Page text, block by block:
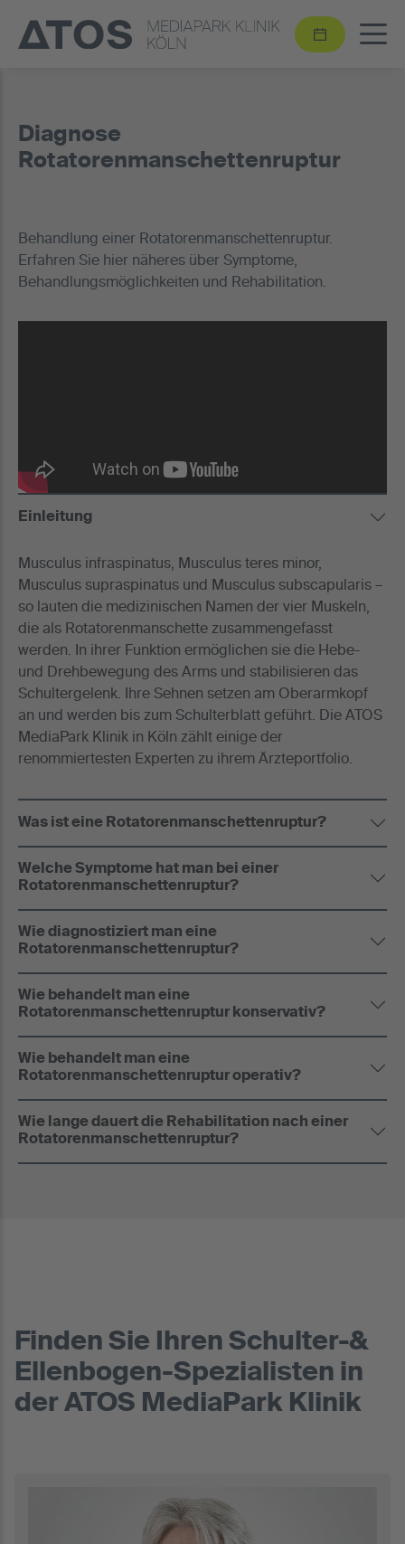
Diagnose
Rotatorenmanschettenruptur
Behandlung einer Rotatorenmanschettenruptur.
Erfahren Sie hier näheres über Symptome,
Behandlungsmöglichkeiten und Rehabilitation.
Einleitung
Musculus infraspinatus, Musculus teres minor,
Musculus supraspinatus und Musculus subscapularis –
so lauten die medizinischen Namen der vier Muskeln,
die als Rotatorenmanschette zusammengefasst
werden. In ihrer Funktion ermöglichen sie die Hebe-
und Drehbewegung des Arms und stabilisieren das
Schultergelenk. Ihre Sehnen setzen am Oberarmkopf
an und werden bis zum Schulterblatt geführt. Die ATOS
MediaPark Klinik in Köln zählt einige der
renommiertesten Experten zu ihrem Ärzteportfolio.
Was ist eine Rotatorenmanschettenruptur?
Welche Symptome hat man bei einer
Rotatorenmanschettenruptur?
Wie diagnostiziert man eine
Rotatorenmanschettenruptur?
Wie behandelt man eine
Rotatorenmanschettenruptur konservativ?
Wie behandelt man eine
Rotatorenmanschettenruptur operativ?
Wie lange dauert die Rehabilitation nach einer
Rotatorenmanschettenruptur?
Finden Sie Ihren Schulter-&
Ellenbogen-Spezialisten in
der ATOS MediaPark Klinik